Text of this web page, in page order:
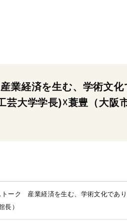
業経済を生む、学術文
芸大学学長)☓蓑豊（大阪
トーク 産業経済を生む、学術文化であ
長）